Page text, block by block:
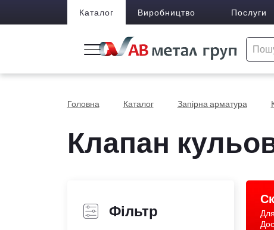
Каталог Виробництво Послуги
Головна Каталог Запірна арматура
Клапан
Фільтр